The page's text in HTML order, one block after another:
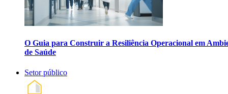
O Guia para Construir a Resiliência Operacional em
de Saúde
Setor público